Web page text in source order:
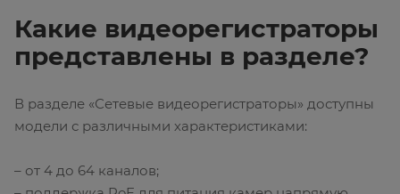
Какие видеорегистраторы
представлены в разделе?
В разделе «Сетевые видеорегистраторы» доступны
модели с различными характеристиками:
– от 4 до 64 каналов;